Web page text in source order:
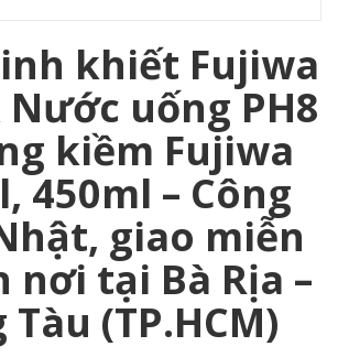
khiết Fujiwa
uống PH8
kiềm Fujiwa
450ml – Công
giao miễn
nơi tại Bà Rịa –
(TP.HCM)